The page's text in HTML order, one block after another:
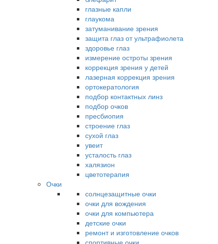
глазные капли
глаукома
затуманивание зрения
защита глаз от ультрафиолета
здоровье глаз
измерение остроты зрения
коррекция зрения у детей
лазерная коррекция зрения
ортокератология
подбор контактных линз
подбор очков
пресбиопия
строение глаз
сухой глаз
увеит
усталость глаз
халязион
цветотерапия
Очки
солнцезащитные очки
очки для вождения
очки для компьютера
детские очки
ремонт и изготовление очков